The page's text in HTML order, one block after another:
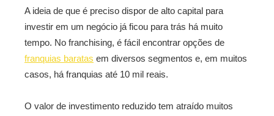
A ideia de que é preciso dispor de alto capital para
investir em um negócio já ficou para trás há muito
tempo. No franchising, é fácil encontrar opções de
franquias baratas em diversos segmentos e, em muitos
casos, há franquias até 10 mil reais.
O valor de investimento reduzido tem atraído muitos